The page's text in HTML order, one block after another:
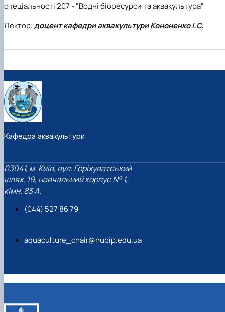
спеціальності 207 - "Водні біоресурси та аквакультура"
Лектор:доцент кафедри аквакультури Кононенко І.С.
Кафедра аквакультури
03041, м. Київ, вул. Горіхуватський
шлях, 19, навчальний корпус № 1,
кімн. 83 А.
(044) 527 86 79
aquaculture_chair@nubip.edu.ua